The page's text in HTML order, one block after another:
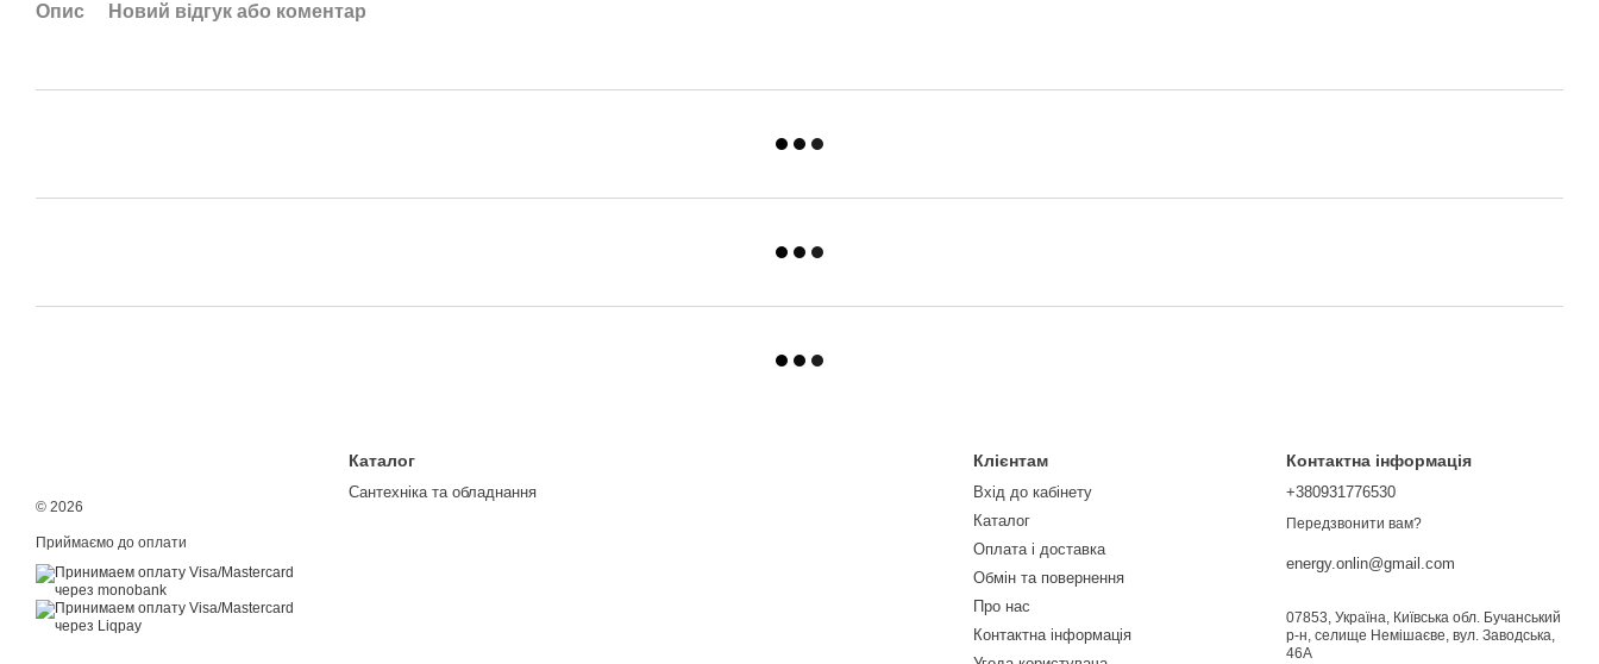
Опис Новий відгук або коментар
© 2026
Приймаємо до оплати
Каталог
Сантехніка та обладнання
Клієнтам
Вхід до кабінету
Каталог
Оплата і доставка
Обмін та повернення
Про нас
Контактна інформація
Контактна інформація
+380931776530
Передзвонити вам?
energy.onlin@gmail.com
07853, Україна, Київська обл. Бучанський
р-н, селище Немішаєве, вул. Заводська,
46А